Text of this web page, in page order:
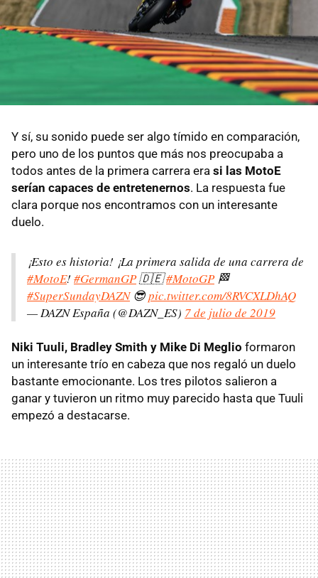
Y sí, su sonido puede ser algo tímido en comparación,
pero uno de los puntos que más nos preocupaba a
todos antes de la primera carrera era si las MotoE
serían capaces de entretenernos. La respuesta fue
clara porque nos encontramos con un interesante
duelo.
¡Esto es historia! ¡La primera salida de una carrera de
#MotoE! #GermanGP🇩🇪#MotoGP🏁
#SuperSundayDAZN😎pic.twitter.com/8RVCXLDhAQ
— DAZN España (@DAZN_ES) 7 de julio de 2019
Niki Tuuli, Bradley Smith y Mike Di Meglio formaron
un interesante trío en cabeza que nos regaló un duelo
bastante emocionante. Los tres pilotos salieron a
ganar y tuvieron un ritmo muy parecido hasta que Tuuli
empezó a destacarse.